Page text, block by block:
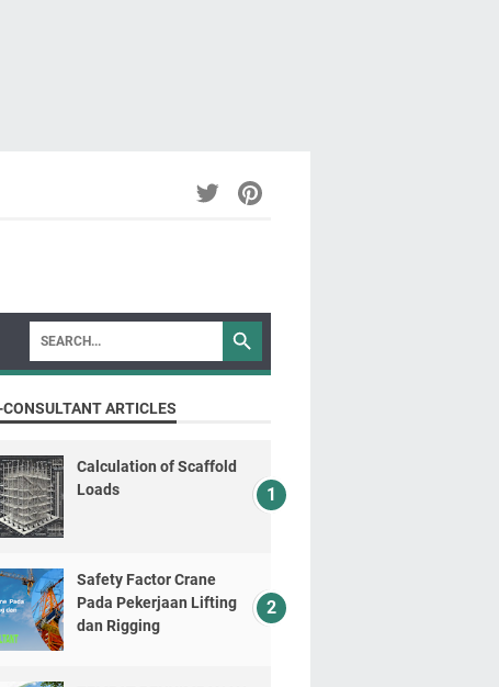
ARTICLES
Calculation of Scaffold
Loads
Safety Factor Crane
Pada Pekerjaan Lifting
dan Rigging